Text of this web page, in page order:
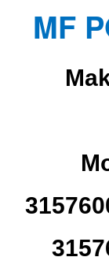
MF